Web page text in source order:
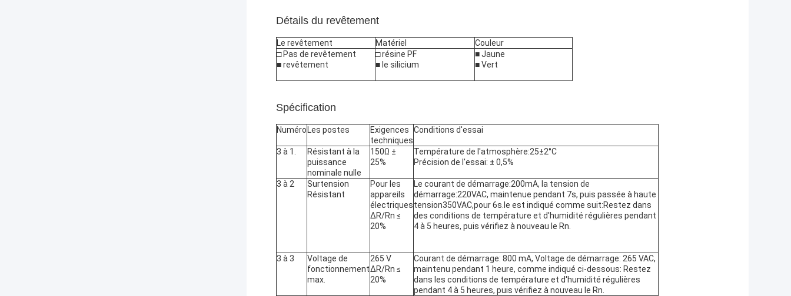
Détails du revêtement
Le revêtement Matériel
Couleur
□ Pas de revêtement
■ revêtement
□ résine PF
■ le silicium
■ Jaune
■ Vert
Spécification
Numéro Les postes
Exigences
techniques
Conditions d'essai
3 à 1.
Résistant à la
puissance
nominale nulle
150Ω ±
25%
Température de l'atmosphère:25±2°C
Précision de l'essai: ± 0,5%
3 à 2
Surtension
Résistant
Pour les
appareils
électriques
ΔR/Rn ≤
20%
Le courant de démarrage:200mA, la tension de
démarrage:220VAC, maintenue pendant 7s, puis passée à haute
tension350VAC,pour 6s.le est indiqué comme suit:Restez dans
des conditions de température et d'humidité régulières pendant
4 à 5 heures, puis vérifiez à nouveau le Rn.
3 à 3
Voltage de
fonctionnement
max.
265 V
ΔR/Rn ≤
20%
Courant de démarrage: 800 mA, Voltage de démarrage: 265 VAC,
maintenu pendant 1 heure, comme indiqué ci-dessous: Restez
dans les conditions de température et d'humidité régulières
pendant 4 à 5 heures, puis vérifiez à nouveau le Rn.